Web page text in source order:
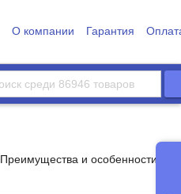
О компании Гарантия
Преимущества и особенности